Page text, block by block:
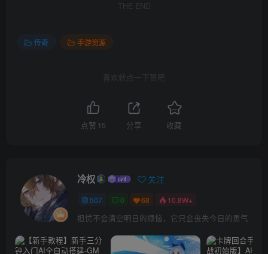
THE END
传奇 手游资源
喜欢就点一下赞吧
点赞 15 分享 收藏
冷权 关注
507 0 68 10.8W+
担忧不会清空明日的烦恼，它只会丧失今日的勇气